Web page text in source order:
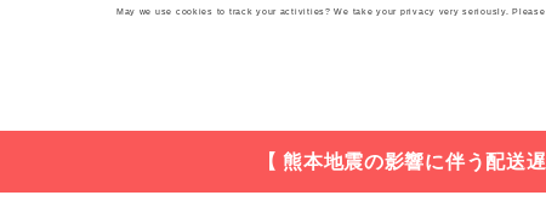
【 熊本地震の影響に伴う配送
May we use cookies to track your activities? We take your privacy very seriously.